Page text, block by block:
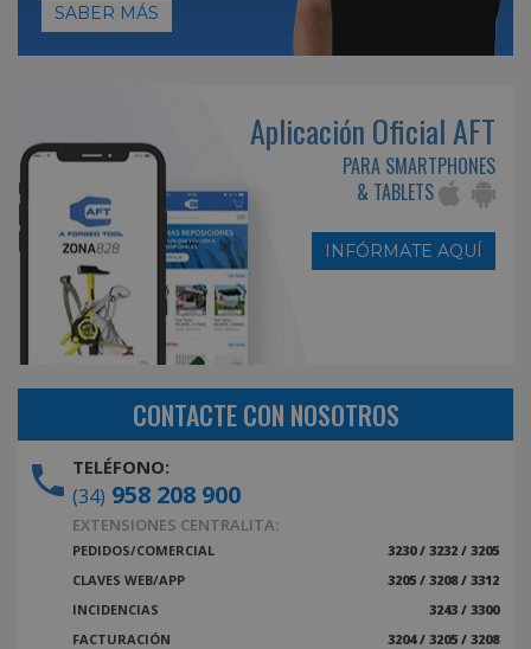
SABER MÁS
Aplicación Oficial AFT
PARA SMARTPHONES
& TABLETS
INFÓRMATE AQUÍ
CONTACTE CON NOSOTROS
TELÉFONO:
(34) 958 208 900
EXTENSIONES CENTRALITA:
PEDIDOS/COMERCIAL
3230 / 3232 / 3205
CLAVES WEB/APP
3205 / 3208 / 3312
INCIDENCIAS
3243 / 3300
FACTURACIÓN
3204 / 3205 / 3208